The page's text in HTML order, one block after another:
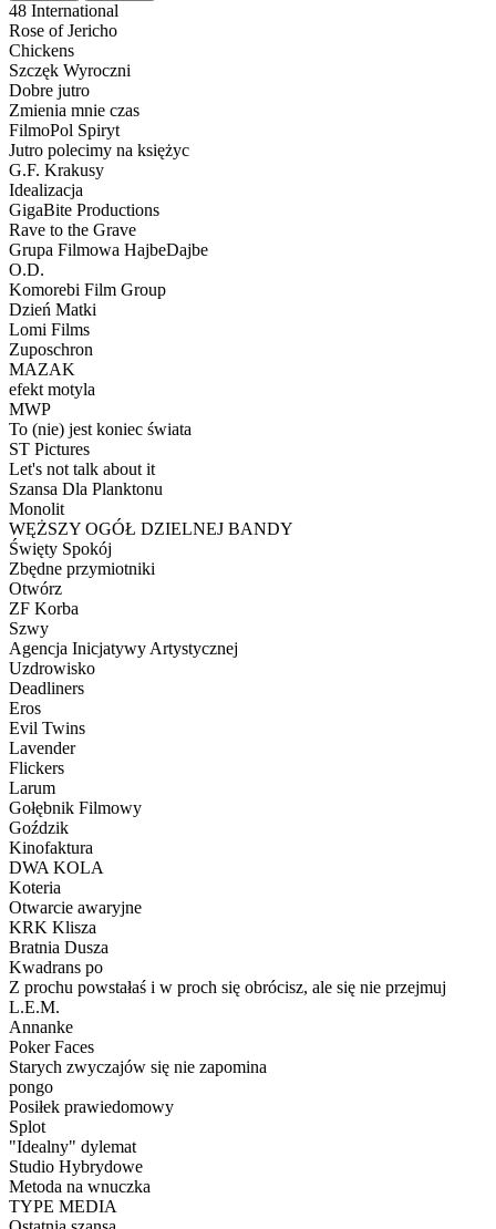
48 International
Rose of Jericho
Chickens
Szczęk Wyroczni
Dobre jutro
Zmienia mnie czas
FilmoPol Spiryt
Jutro polecimy na księżyc
G.F. Krakusy
Idealizacja
GigaBite Productions
Rave to the Grave
Grupa Filmowa HajbeDajbe
O.D.
Komorebi Film Group
Dzień Matki
Lomi Films
Zuposchron
MAZAK
efekt motyla
MWP
To (nie) jest koniec świata
ST Pictures
Let's not talk about it
Szansa Dla Planktonu
Monolit
WĘŻSZY OGÓŁ DZIELNEJ BANDY
Święty Spokój
Zbędne przymiotniki
Otwórz
ZF Korba
Szwy
Agencja Inicjatywy Artystycznej
Uzdrowisko
Deadliners
Eros
Evil Twins
Lavender
Flickers
Larum
Gołębnik Filmowy
Goździk
Kinofaktura
DWA KOLA
Koteria
Otwarcie awaryjne
KRK Klisza
Bratnia Dusza
Kwadrans po
Z prochu powstałaś i w proch się obrócisz, ale się nie przejmuj
L.E.M.
Annanke
Poker Faces
Starych zwyczajów się nie zapomina
pongo
Posiłek prawiedomowy
Splot
"Idealny" dylemat
Studio Hybrydowe
Metoda na wnuczka
TYPE MEDIA